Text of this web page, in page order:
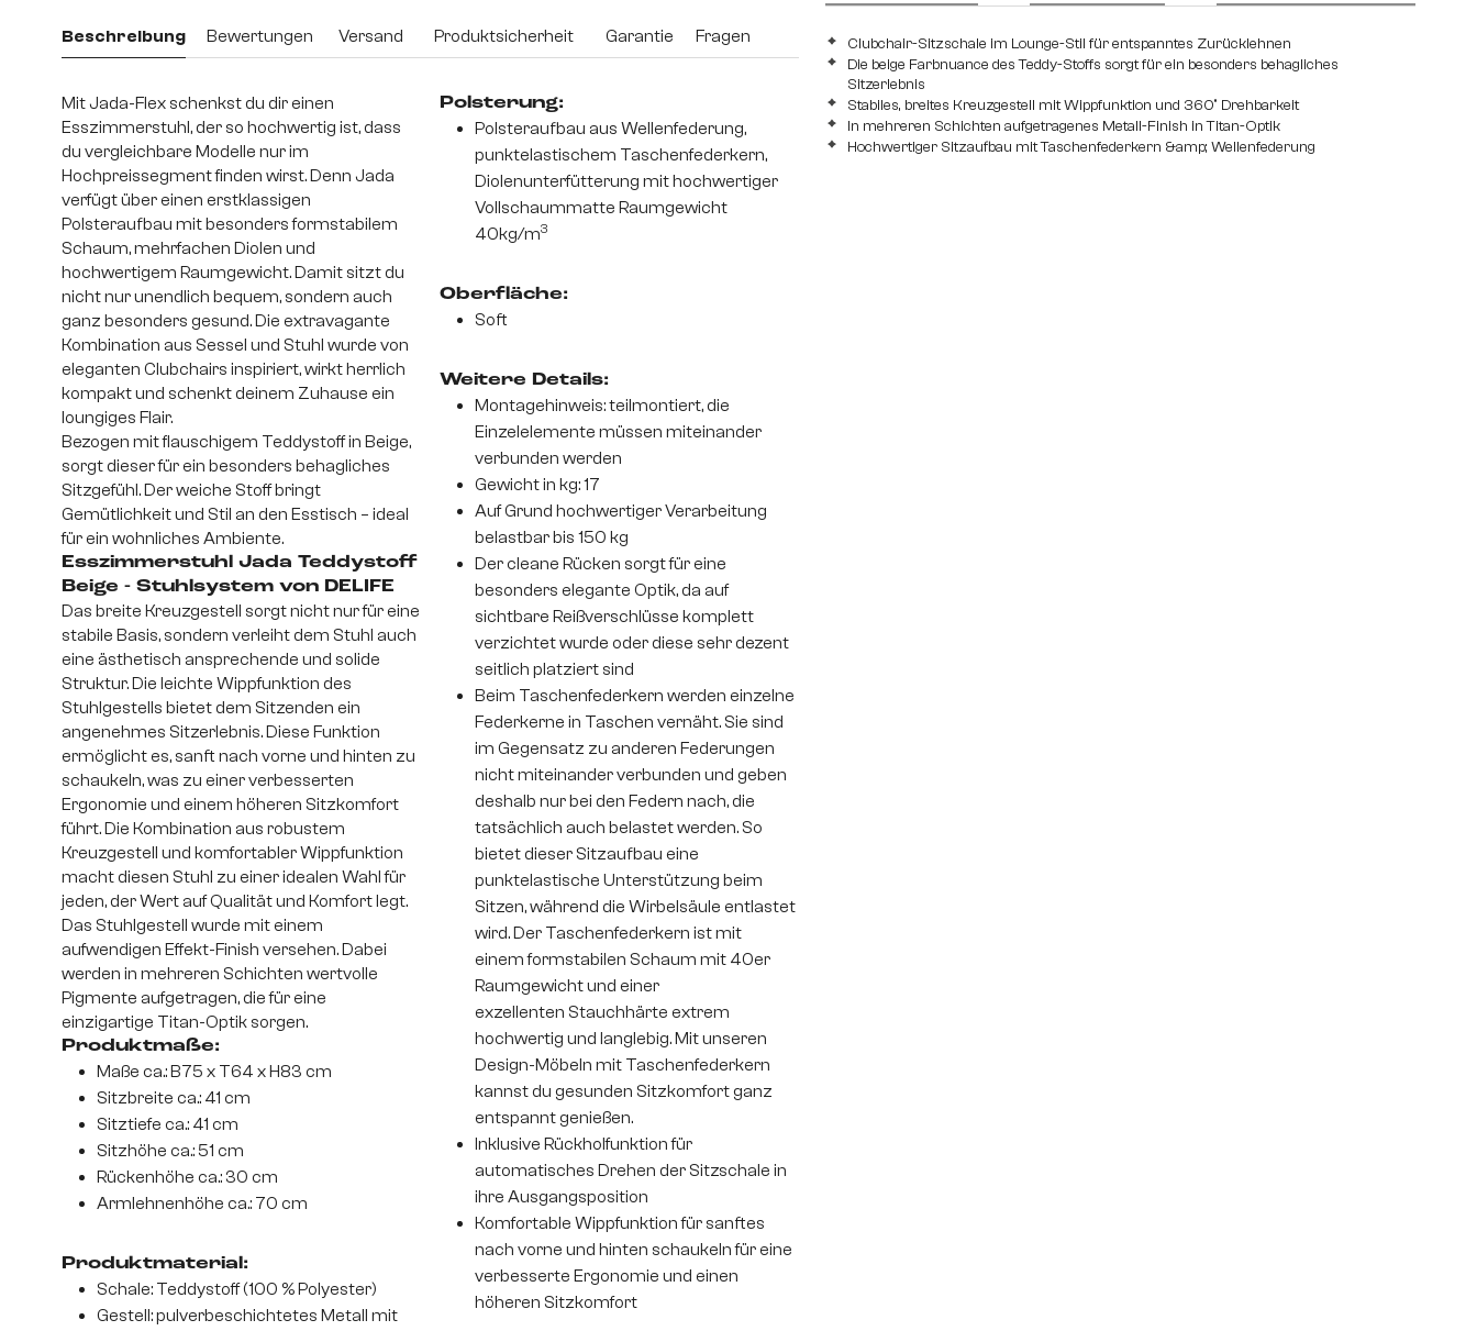
Clubchair-Sitzschale im Lounge-Stil für entspanntes Zurücklehnen
Die beige Farbnuance des Teddy-Stoffs sorgt für ein besonders behagliches
Sitzerlebnis
Stabiles, breites Kreuzgestell mit Wippfunktion und 360° Drehbarkeit
In mehreren Schichten aufgetragenes Metall-Finish in Titan-Optik
Hochwertiger Sitzaufbau mit Taschenfederkern &amp; Wellenfederung
Beschreibung Bewertungen Versand Produktsicherheit Garantie Fragen
Mit Jada-Flex schenkst du dir einen
Esszimmerstuhl, der so hochwertig ist, dass
du vergleichbare Modelle nur im
Hochpreissegment finden wirst. Denn Jada
verfügt über einen erstklassigen
Polsteraufbau mit besonders formstabilem
Schaum, mehrfachen Diolen und
hochwertigem Raumgewicht. Damit sitzt du
nicht nur unendlich bequem, sondern auch
ganz besonders gesund. Die extravagante
Kombination aus Sessel und Stuhl wurde von
eleganten Clubchairs inspiriert, wirkt herrlich
kompakt und schenkt deinem Zuhause ein
loungiges Flair.
Bezogen mit flauschigem Teddystoff in Beige,
sorgt dieser für ein besonders behagliches
Sitzgefühl. Der weiche Stoff bringt
Gemütlichkeit und Stil an den Esstisch – ideal
für ein wohnliches Ambiente.
Esszimmerstuhl Jada Teddystoff
Beige - Stuhlsystem von DELIFE
Das breite Kreuzgestell sorgt nicht nur für eine
stabile Basis, sondern verleiht dem Stuhl auch
eine ästhetisch ansprechende und solide
Struktur. Die leichte Wippfunktion des
Stuhlgestells bietet dem Sitzenden ein
angenehmes Sitzerlebnis. Diese Funktion
ermöglicht es, sanft nach vorne und hinten zu
schaukeln, was zu einer verbesserten
Ergonomie und einem höheren Sitzkomfort
führt. Die Kombination aus robustem
Kreuzgestell und komfortabler Wippfunktion
macht diesen Stuhl zu einer idealen Wahl für
jeden, der Wert auf Qualität und Komfort legt.
Das Stuhlgestell wurde mit einem
aufwendigen Effekt-Finish versehen. Dabei
werden in mehreren Schichten wertvolle
Pigmente aufgetragen, die für eine
einzigartige Titan-Optik sorgen.
Produktmaße:
Maße ca.: B75 x T64 x H83 cm
Sitzbreite ca.: 41 cm
Sitztiefe ca.: 41 cm
Sitzhöhe ca.: 51 cm
Rückenhöhe ca.: 30 cm
Armlehnenhöhe ca.: 70 cm
Produktmaterial:
Schale: Teddystoff (100 % Polyester)
Gestell: pulverbeschichtetes Metall mit
Polsterung:
Polsteraufbau aus Wellenfederung,
punktelastischem Taschenfederkern,
Diolenunterfütterung mit hochwertiger
Vollschaummatte Raumgewicht
40kg/m3
Oberfläche:
Soft
Weitere Details:
Montagehinweis: teilmontiert, die
Einzelelemente müssen miteinander
verbunden werden
Gewicht in kg: 17
Auf Grund hochwertiger Verarbeitung
belastbar bis 150 kg
Der cleane Rücken sorgt für eine
besonders elegante Optik, da auf
sichtbare Reißverschlüsse komplett
verzichtet wurde oder diese sehr dezent
seitlich platziert sind
Beim Taschenfederkern werden einzelne
Federkerne in Taschen vernäht. Sie sind
im Gegensatz zu anderen Federungen
nicht miteinander verbunden und geben
deshalb nur bei den Federn nach, die
tatsächlich auch belastet werden. So
bietet dieser Sitzaufbau eine
punktelastische Unterstützung beim
Sitzen, während die Wirbelsäule entlastet
wird. Der Taschenfederkern ist mit
einem formstabilen Schaum mit 40er
Raumgewicht und einer
exzellenten Stauchhärte extrem
hochwertig und langlebig. Mit unseren
Design-Möbeln mit Taschenfederkern
kannst du gesunden Sitzkomfort ganz
entspannt genießen.
Inklusive Rückholfunktion für
automatisches Drehen der Sitzschale in
ihre Ausgangsposition
Komfortable Wippfunktion für sanftes
nach vorne und hinten schaukeln für eine
verbesserte Ergonomie und einen
höheren Sitzkomfort